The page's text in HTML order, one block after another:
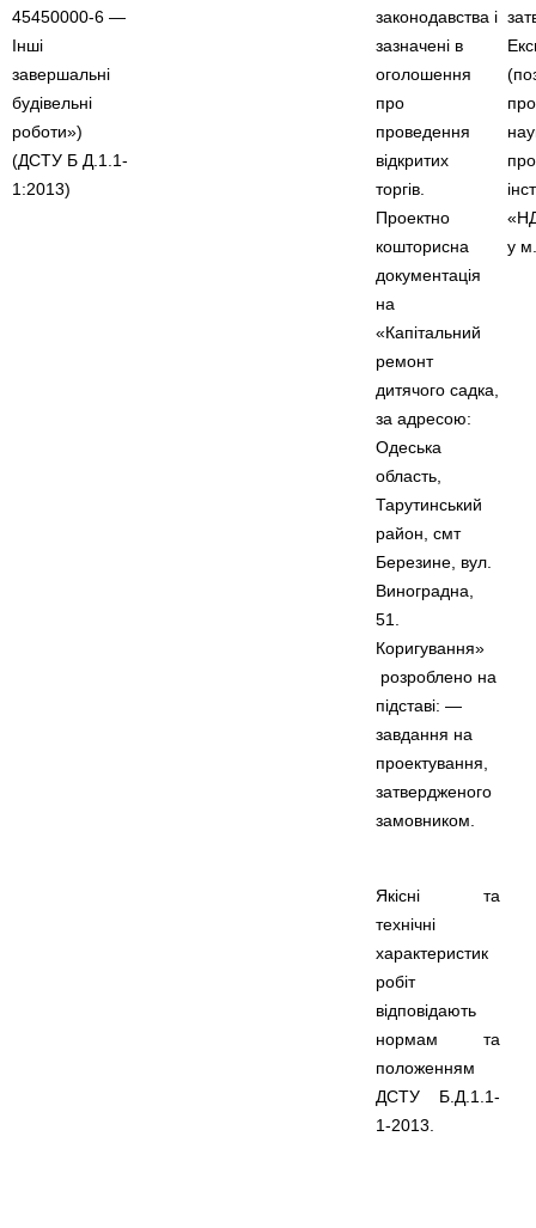
45450000-6 —
Інші
завершальні
будівельні
роботи»)
(ДСТУ Б Д.1.1-
1:2013)
законодавства і
зазначені в
оголошення
про
проведення
відкритих
торгів.
Проектно
кошторисна
документація
на
«Капітальний
ремонт
дитячого садка,
за адресою:
Одеська
область,
Тарутинський
район, смт
Березине, вул.
Виноградна,
51.
Коригування»
розроблено на
підставі: —
завдання на
проектування,
затвердженого
замовником.
Якісні та
технічні
характеристик
робіт
відповідають
нормам та
положенням
ДСТУ Б.Д.1.1-
1-2013.
у